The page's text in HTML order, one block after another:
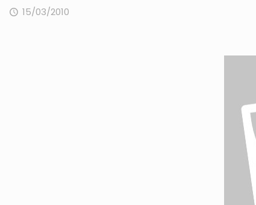
15/03/2010